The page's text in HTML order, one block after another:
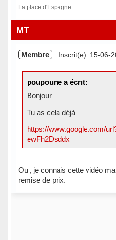
La place d'Espagne
Hors ligne
MT
Membre Inscrit(e): 15-06-
poupoune a écrit:
Bonjour
Tu as cela déjà
https://www.google.com/
ewFh2Dsddx
Oui, je connais cette vidéo
remise de prix.